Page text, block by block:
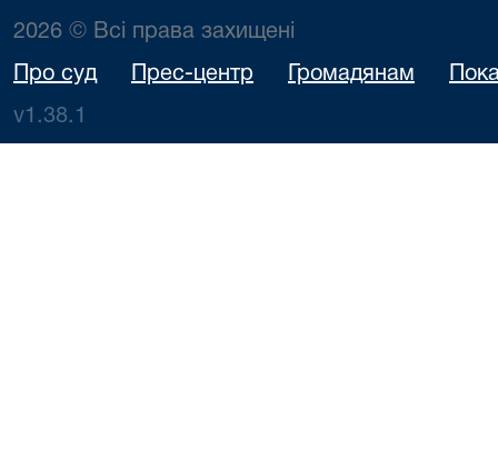
2026 © Всі права захищені
Про суд Прес-центр Громадянам
v1.38.1